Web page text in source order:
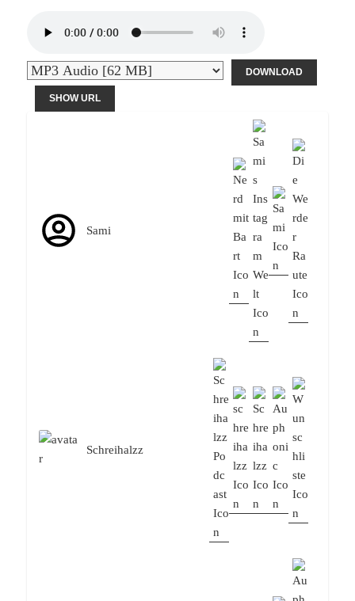
DOWNLOAD
SHOW URL
Sami
Schreihalzz